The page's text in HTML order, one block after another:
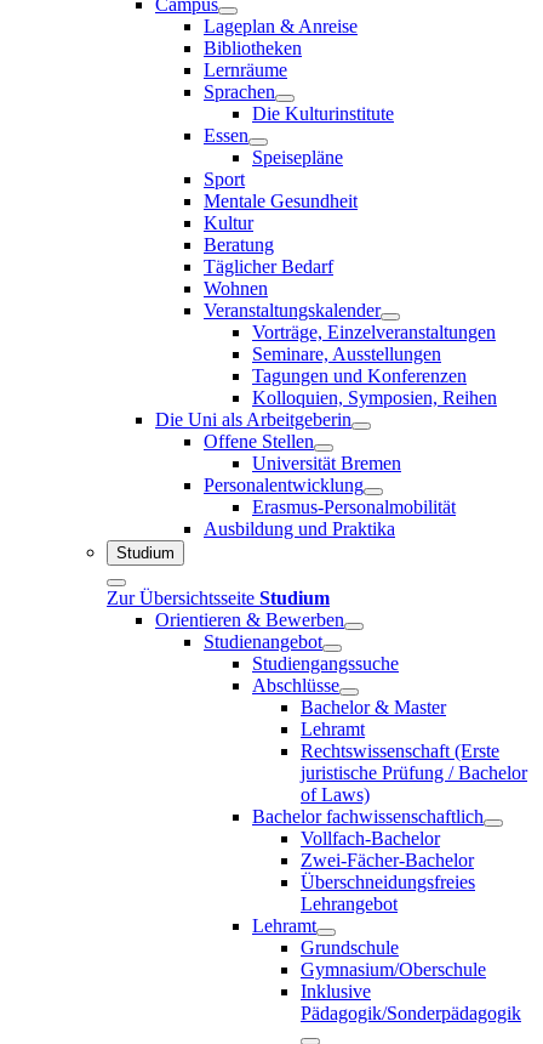
Lageplan & Anreise
Bibliotheken
Lernräume
Sprachen
Die Kulturinstitute
Essen
Speisepläne
Sport
Mentale Gesundheit
Kultur
Beratung
Täglicher Bedarf
Wohnen
Veranstaltungskalender
Vorträge, Einzelveranstaltungen
Seminare, Ausstellungen
Tagungen und Konferenzen
Kolloquien, Symposien, Reihen
Die Uni als Arbeitgeberin
Offene Stellen
Universität Bremen
Personalentwicklung
Erasmus-Personalmobilität
Ausbildung und Praktika
Studium
Zur Übersichtsseite Studium
Orientieren & Bewerben
Studienangebot
Studiengangssuche
Abschlüsse
Bachelor & Master
Lehramt
Rechtswissenschaft (Erste
juristische Prüfung / Bachelor
of Laws)
Bachelor fachwissenschaftlich
Vollfach-Bachelor
Zwei-Fächer-Bachelor
Überschneidungsfreies
Lehrangebot
Lehramt
Grundschule
Gymnasium/Oberschule
Inklusive
Pädagogik/Sonderpädagogik